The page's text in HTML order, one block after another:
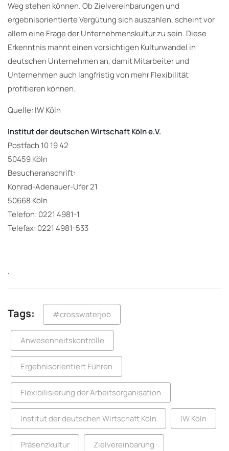
Weg stehen können. Ob Zielvereinbarungen und
ergebnisorientierte Vergütung sich auszahlen, scheint vor
allem eine Frage der Unternehmenskultur zu sein. Diese
Erkenntnis mahnt einen vorsichtigen Kulturwandel in
deutschen Unternehmen an, damit Mitarbeiter und
Unternehmen auch langfristig von mehr Flexibilität
profitieren können.
Quelle: IW Köln
Institut der deutschen Wirtschaft Köln e.V.
Postfach 10 19 42
50459 Köln
Besucheranschrift:
Konrad-Adenauer-Ufer 21
50668 Köln
Telefon: 0221 4981-1
Telefax: 0221 4981-533
.
Tags: #crosswaterjob
Anwesenheitskontrolle
Ergebnisorientiert Führen
Flexibilisierung der Arbeitsorganisation
Institut der deutschen Wirtschaft Köln IW Köln
Präsenzkultur Zielvereinbarung